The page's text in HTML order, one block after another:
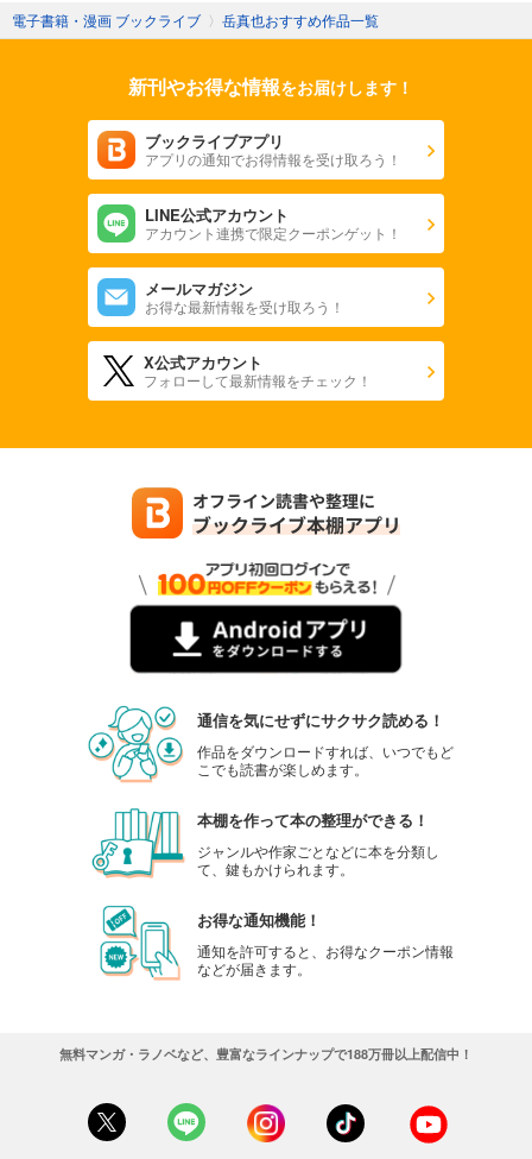
電子書籍・漫画 ブックライブ 〉 岳真也おすすめ作品一覧
新刊やお得な情報をお届けします！
ブックライブアプリ
アプリの通知でお得情報を受け取ろう！
LINE公式アカウント
アカウント連携で限定クーポンゲット！
メールマガジン
お得な最新情報を受け取ろう！
X公式アカウント
フォローして最新情報をチェック！
通信を気にせずにサクサク読める！
作品をダウンロードすれば、いつでもど
こでも読書が楽しめます。
本棚を作って本の整理ができる！
ジャンルや作家ごとなどに本を分類し
て、鍵もかけられます。
お得な通知機能！
通知を許可すると、お得なクーポン情報
などが届きます。
無料マンガ・ラノベなど、豊富なラインナップで188万冊以上配信中！